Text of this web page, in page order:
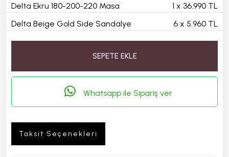
Delta Ekru 180-200-220 Masa
1 x 36.990 TL
Delta Beige Gold Side Sandalye
6x 5.960 TL
SEPETE EKLE
Whatsapp ile Sipariş ver
Taksit Seçenekleri